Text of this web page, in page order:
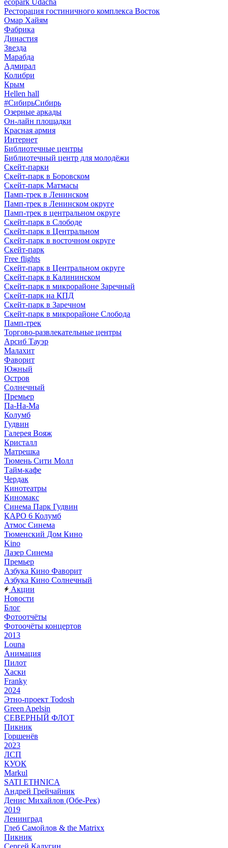
ecopark Udacha
Ресторация гостиничного комплекса Восток
Омар Хайям
Фабрика
Династия
Звезда
Марабда
Адмирал
Колибри
Крым
Hellen hall
#СибирьСибирь
Озерные аркады
Он-лайн площадки
Красная армия
Интернет
Библиотечные центры
Библиотечный центр для молодёжи
Скейт-парки
Скейт-парк в Боровском
Скейт-парк Матмасы
Памп-трек в Ленинском
Памп-трек в Ленинском округе
Памп-трек в центральном округе
Скейт-парк в Слободе
Скейт-парк в Центральном
Скейт-парк в восточном округе
Скейт-парк
Free flights
Скейт-парк в Центральном округе
Скейт-парк в Калининском
Скейт-парк в микрорайоне Заречный
Скейт-парк на КПД
Скейт-парк в Заречном
Скейт-парк в микрорайоне Слобода
Памп-трек
Торгово-развлекательные центры
Арсиб Тауэр
Малахит
Фаворит
Южный
Остров
Солнечный
Премьер
Па-На-Ма
Колумб
Гудвин
Галерея Вояж
Кристалл
Матрешка
Тюмень Сити Молл
Тайм-кафе
Чердак
Кинотеатры
Киномакс
Синема Парк Гудвин
КАРО 6 Колумб
Атмос Синема
Тюменский Дом Кино
Kino
Лазер Синема
Премьер
Азбука Кино Фаворит
Азбука Кино Солнечный
Акции
Новости
Блог
Фотоотчёты
Фотоочёты концертов
2013
Louna
Анимация
Пилот
Хаски
Franky
2024
Этно-проект Todosh
Green Apelsin
СЕВЕРНЫЙ ФЛОТ
Пикник
Горшенёв
2023
ЛСП
КУОК
Markul
SATI ETHNICA
Андрей Грейчайник
Денис Михайлов (Обе-Рек)
2019
Ленинград
Глеб Самойлов & the Matrixx
Пикник
Сергей Калугин